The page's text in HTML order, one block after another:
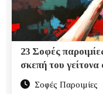
23 Σοφές
σκεπή του γείτονα
Σοφές Παροιμίες